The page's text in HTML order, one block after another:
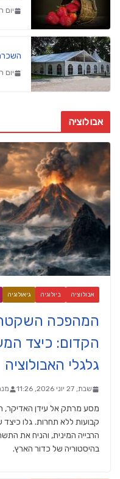
יום ראשון,
יום ראשון,
אבולוציה
אבולוציה ביולוגיה גיאולוגיה
המהפכה השקטה
הקדום: כיצד
גלגלי האבולוציה
שבת, 27 יוני 2026, 11:26
מסע מרתק אל עידן האדיקר,
קבועות ללא תחרות. גלו כיצד
הרבייה המינית, והניח את
בהיסטוריה של כדור הארץ.